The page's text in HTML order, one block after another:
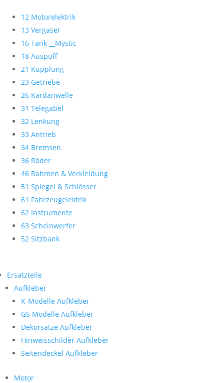
12 Motorelektrik
13 Vergaser
16 Tank __Mystic
18 Auspuff
21 Kupplung
23 Getriebe
26 Kardanwelle
31 Telegabel
32 Lenkung
33 Antrieb
34 Bremsen
36 Räder
46 Rahmen & Verkleidung
51 Spiegel & Schlösser
61 Fahrzeugelektrik
62 Instrumente
63 Scheinwerfer
52 Sitzbank
Ersatzteile
Aufkleber
K-Modelle Aufkleber
GS Modelle Aufkleber
Dekorsätze Aufkleber
Hinweisschilder Aufkleber
Seitendeckel Aufkleber
Motor